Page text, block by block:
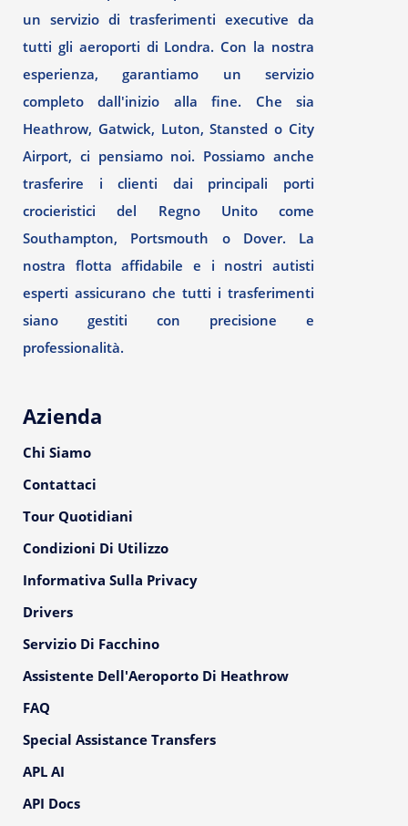
un servizio di trasferimenti executive da
tutti gli aeroporti di Londra. Con la nostra
esperienza, garantiamo un servizio
completo dall'inizio alla fine. Che sia
Heathrow, Gatwick, Luton, Stansted o City
Airport, ci pensiamo noi. Possiamo anche
trasferire i clienti dai principali porti
crocieristici del Regno Unito come
Southampton, Portsmouth o Dover. La
nostra flotta affidabile e i nostri autisti
esperti assicurano che tutti i trasferimenti
siano gestiti con precisione e
professionalità.
Azienda
Chi Siamo
Contattaci
Tour Quotidiani
Condizioni Di Utilizzo
Informativa Sulla Privacy
Drivers
Servizio Di Facchino
Assistente Dell'Aeroporto Di Heathrow
FAQ
Special Assistance Transfers
APL AI
API Docs